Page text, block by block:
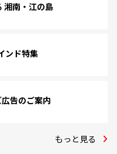
湘南・江の島
ンド特集
広告のご案内
もっと見る